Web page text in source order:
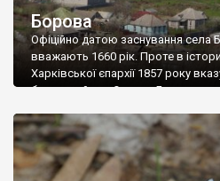
Борова
Офіційно датою заснування села
вважають 1660 рік. Проте в
Харківської єпархії 1857 року
боярський син Онисим
«помещики девятью
товарищи» «прмеж колодезя
фактично село вже існувало […]